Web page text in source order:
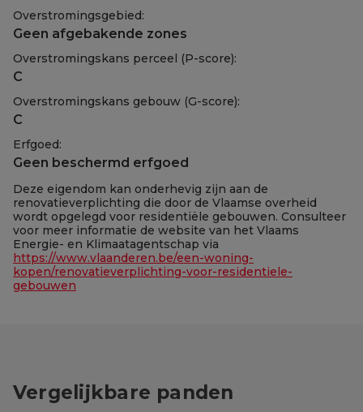
Overstromingsgebied:
Geen afgebakende zones
Overstromingskans perceel (P-score):
C
Overstromingskans gebouw (G-score):
C
Erfgoed:
Geen beschermd erfgoed
Deze eigendom kan onderhevig zijn aan de
renovatieverplichting die door de Vlaamse overheid
wordt opgelegd voor residentiële gebouwen. Consulteer
voor meer informatie de website van het Vlaams
Energie- en Klimaatagentschap via
https://www.vlaanderen.be/een-woning-
kopen/renovatieverplichting-voor-residentiele-
gebouwen
Vergelijkbare panden